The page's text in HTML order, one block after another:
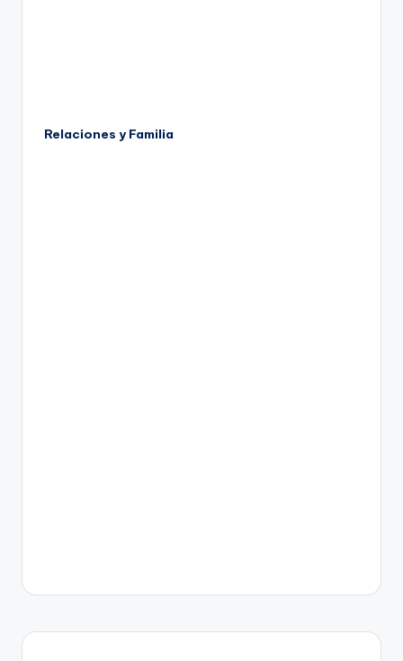
Relaciones y Familia